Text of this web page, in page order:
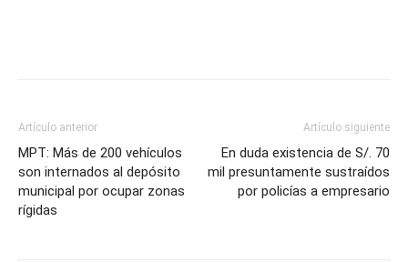
Artículo anterior
MPT: Más de 200 vehículos
son internados al depósito
municipal por ocupar zonas
rígidas
Artículo siguiente
En duda existencia de S/. 70
mil presuntamente sustraídos
por policías a empresario